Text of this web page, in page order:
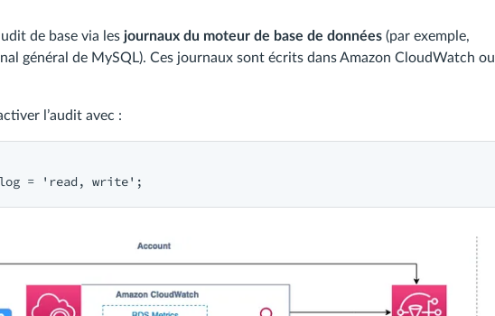
de base via les journaux du moteur de base de données (par exemple,
général de MySQL). Ces journaux sont écrits dans Amazon CloudWatch ou
l’audit avec :